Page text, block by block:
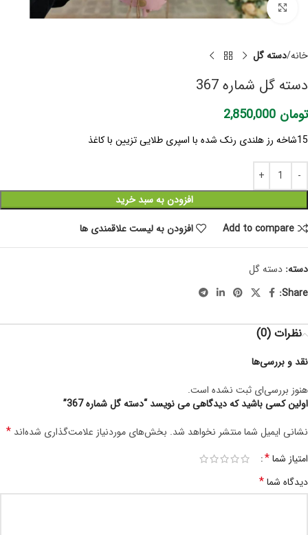
برای بزرگنمایی کلیک کنید
خانه دسته گل
دسته گل شماره 367
تومان
15شاخه رز هلندی رنک شده با اسپری طلایی تزیین با کاغذ
افزودن به سبد خرید
Add to compare
افزودن به لیست علاقمندی ها
دسته: دسته گل
Share:
نظرات (0)
نقد و بررسی‌ها
هنوز بررسی‌ای ثبت نشده است.
اولین کسی باشید که دیدگاهی می نویسد “دسته گل شماره 367”
نشانی ایمیل شما منتشر نخواهد شد. بخش‌های موردنیاز علامت‌گذاری شده‌اند *
امتیاز شما*
دیدگاه شما*